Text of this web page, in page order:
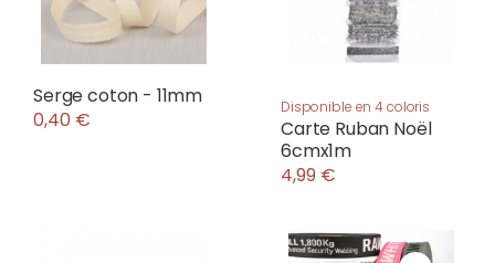
Serge coton - 11mm
0,40 €
Disponible en 4 coloris
Carte Ruban Noël
6cmx1m
4,99 €